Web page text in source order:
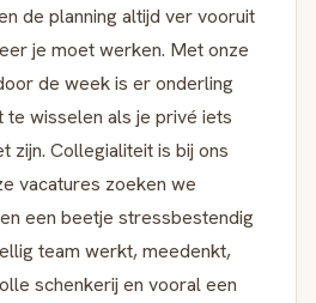
de planning altijd ver vooruit
je moet werken. Met onze
de week is er onderling
te wisselen als je privé iets
zijn. Collegialiteit is bij ons
vacatures zoeken we
een beetje stressbestendig
team werkt, meedenkt,
schenkerij en vooral een